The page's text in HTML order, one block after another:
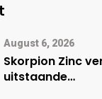
August 6, 2026
Skorpion Zinc
uitstaande